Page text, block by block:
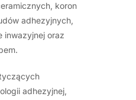
koron
adhezyjnych,
inwazyjnej oraz
adhezyjnej,